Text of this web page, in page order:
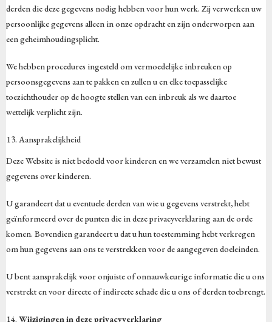
derden die deze gegevens nodig hebben voor hun werk. Zij verwerken uw
persoonlijke gegevens alleen in onze opdracht en zijn onderworpen aan
een geheimhoudingsplicht.
We hebben procedures ingesteld om vermoedelijke inbreuken op
persoonsgegevens aan te pakken en zullen u en elke toepasselijke
toezichthouder op de hoogte stellen van een inbreuk als we daartoe
wettelijk verplicht zijn.
Aansprakelijkheid
Deze Website is niet bedoeld voor kinderen en we verzamelen niet bewust
gegevens over kinderen.
U garandeert dat u eventuele derden van wie u gegevens verstrekt, hebt
geïnformeerd over de punten die in deze privacyverklaring aan de orde
komen. Bovendien garandeert u dat u hun toestemming hebt verkregen
om hun gegevens aan ons te verstrekken voor de aangegeven doeleinden.
U bent aansprakelijk voor onjuiste of onnauwkeurige informatie die u ons
verstrekt en voor directe of indirecte schade die u ons of derden toebrengt.
Wijzigingen in deze privacyverklaring